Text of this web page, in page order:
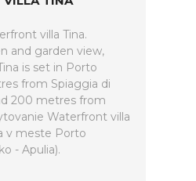
villa Tina.
and garden view,
is set in Porto
from Spiaggia di
200 metres from
Waterfront villa
v meste Porto
- Apulia).